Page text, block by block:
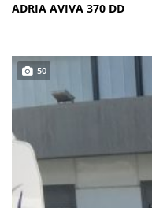
ADRIA AVIVA 370 DD
50